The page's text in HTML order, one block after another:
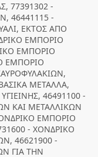
77391302 -
46441115 -
ΕΚΤΟΣ ΑΠΟ
ΕΜΠΟΡΙΟ
ΕΜΠΟΡΙΟ
ΕΜΠΟΡΙΟ
ΜΕΤΑΛΛΑ,
46491100 -
ΚΑΙ ΜΕΤΑΛΛΙΚΩΝ
ΕΜΠΟΡΙΟ
- ΧΟΝΔΡΙΚΟ
46621900 -
ΓΙΑ ΤΗΝ